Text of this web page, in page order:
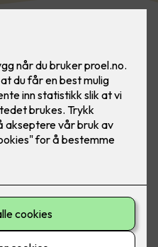
du en jevn og behagelig
perfekt for
kalde land.